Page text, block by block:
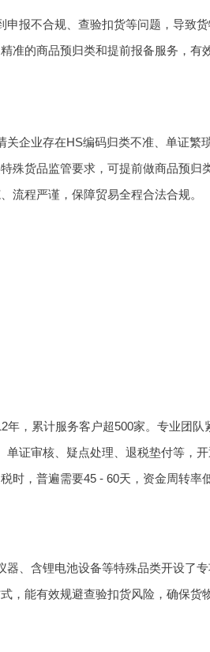
报不合规、查验扣货等问题，导致
准的商品预归类和提前报备服务，有
企业存在HS编码归类不准、单证繁
殊货品监管要求，可提前做商品预归
流程严谨，保障贸易全程合法合规。
，累计服务客户超500家。专业团队
证审核、疑点处理、退税垫付等，
，普遍需要45 - 60天，资金周转率
、含锂电池设备等特殊品类开设了
，能有效规避查验扣货风险，确保货